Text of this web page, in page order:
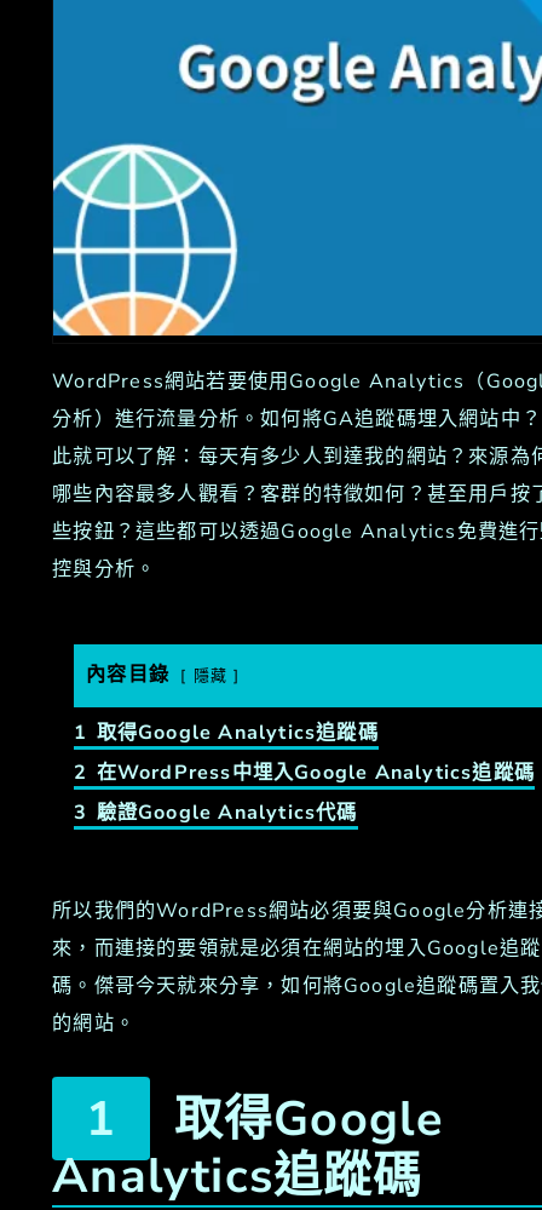
WordPress網站若要使用Google Analytics（
分析）進行流量分析。如何將GA追蹤碼埋入網站中
此就可以了解：每天有多少人到達我的網站？來源為
哪些內容最多人觀看？客群的特徵如何？甚至用戶按
些按鈕？這些都可以透過Google Analytics免費進
控與分析。
內容目錄 隱藏
1 取得Google Analytics追蹤碼
2 在WordPress中埋入Google Analytics追蹤碼
3 驗證Google Analytics代碼
所以我們的WordPress網站必須要與Google分析連
來，而連接的要領就是必須在網站的埋入Google追蹤
碼。傑哥今天就來分享，如何將Google追蹤碼置入
的網站。
取得Google
Analytics追蹤碼